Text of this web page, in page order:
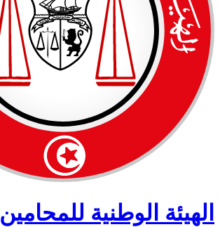
الهيئة الوطنية للمحامين